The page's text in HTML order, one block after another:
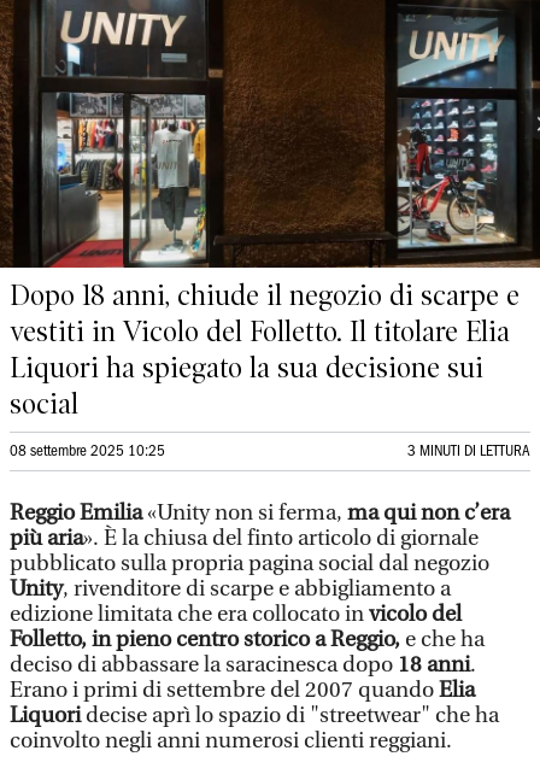
Dopo 18 anni, chiude il negozio di scarpe e
vestiti in Vicolo del Folletto. Il titolare Elia
Liquori ha spiegato la sua decisione sui
social
08 settembre 2025 10:25 3 MINUTI DI LETTURA
Reggio Emilia«Unity non si ferma, ma qui non c’era
più aria». È la chiusa del finto articolo di giornale
pubblicato sulla propria pagina social dal negozio
Unity, rivenditore di scarpe e abbigliamento a
edizione limitata che era collocato invicolo del
Folletto, in pieno centro storico a Reggio, e che ha
deciso di abbassare la saracinesca dopo 18 anni.
Erano i primi di settembre del 2007 quandoElia
Liquoridecise aprì lo spazio di "streetwear" che ha
coinvolto negli anni numerosi clienti reggiani.